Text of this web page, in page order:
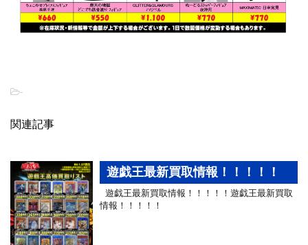
-
関連記事
遊戯王最新買取情報！！！！！
遊戯王最新買取情報！！！！！遊戯王最新買取
情報！！！！！